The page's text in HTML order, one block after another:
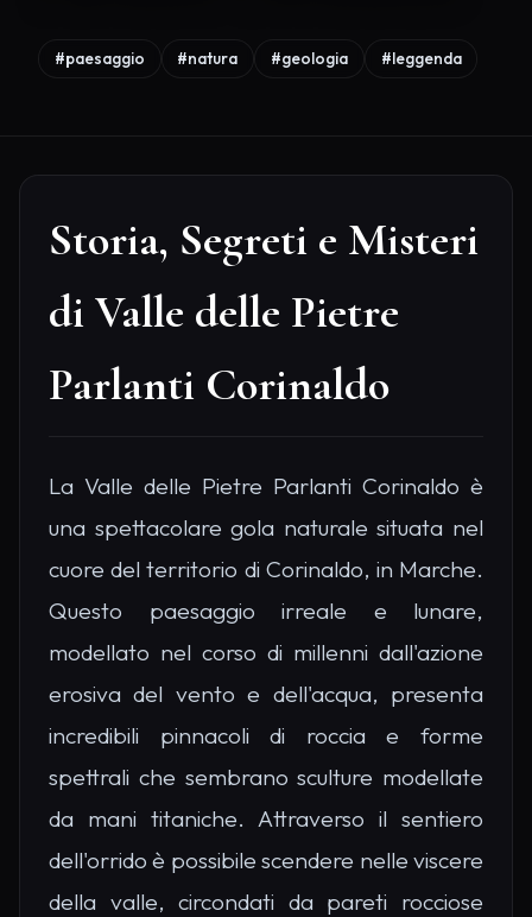
#paesaggio #natura #geologia #leggenda
Storia, Segreti e Misteri
di Valle delle Pietre
Parlanti Corinaldo
La Valle delle Pietre Parlanti Corinaldo è
una spettacolare gola naturale situata nel
cuore del territorio di Corinaldo, in Marche.
Questo paesaggio irreale e lunare,
modellato nel corso di millenni dall'azione
erosiva del vento e dell'acqua, presenta
incredibili pinnacoli di roccia e forme
spettrali che sembrano sculture modellate
da mani titaniche. Attraverso il sentiero
dell'orrido è possibile scendere nelle viscere
della valle, circondati da pareti rocciose